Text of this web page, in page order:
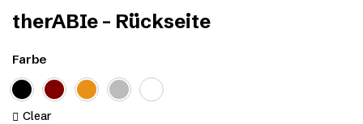
therABIe – Rückseite
Farbe
Clear